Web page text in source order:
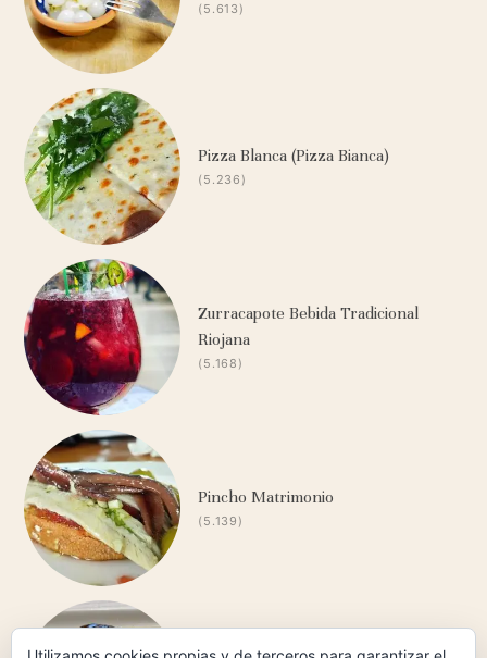
(5.613)
Pizza Blanca (Pizza Bianca)
(5.236)
Zurracapote Bebida Tradicional
Riojana
(5.168)
Pincho Matrimonio
(5.139)